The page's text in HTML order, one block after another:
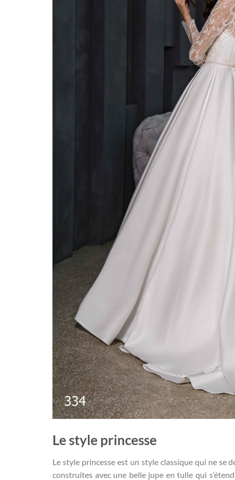
Le style princesse
Le style princesse est un style classique qui ne se
construites avec une belle jupe en tulle qui